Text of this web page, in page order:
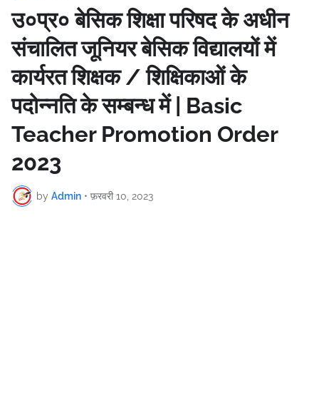
उ०प्र० बेसिक शिक्षा परिषद के अधीन
संचालित जूनियर बेसिक विद्यालयों में
कार्यरत शिक्षक / शिक्षिकाओं के
पदोन्नति के सम्बन्ध में | Basic
Teacher Promotion Order
2023
by Admin • फ़रवरी 10, 2023